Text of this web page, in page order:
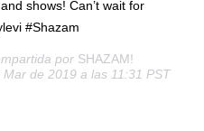
shows! Can’t wait for
#Shazam
por SHAZAM!
de 2019 a las 11:31 PST